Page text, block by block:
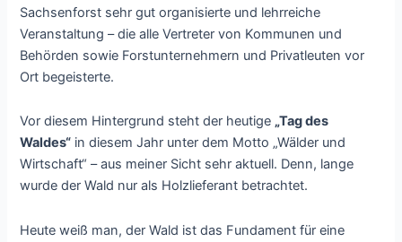
Sachsenforst sehr gut organisierte und lehrreiche
Veranstaltung – die alle Vertreter von Kommunen und
Behörden sowie Forstunternehmern und Privatleuten vor
Ort begeisterte.
Vor diesem Hintergrund steht der heutige „Tag des
Waldes“ in diesem Jahr unter dem Motto „Wälder und
Wirtschaft“ – aus meiner Sicht sehr aktuell. Denn, lange
wurde der Wald nur als Holzlieferant betrachtet.
Heute weiß man, der Wald ist das Fundament für eine